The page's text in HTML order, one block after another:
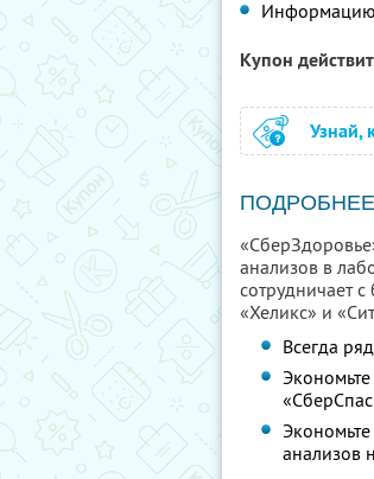
Информацию
Купон
Узнай,
анализов в
сотрудничает
«Хеликс» и
Всегда
анализов